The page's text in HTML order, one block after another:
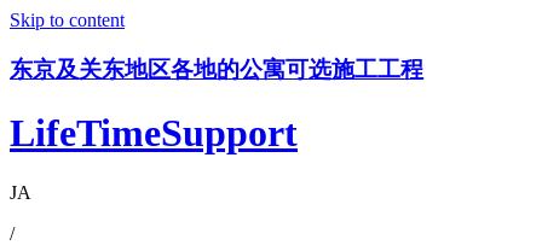
Skip to content
东京及关东地区各地的公寓可选施工工程
LifeTimeSupport
JA
/